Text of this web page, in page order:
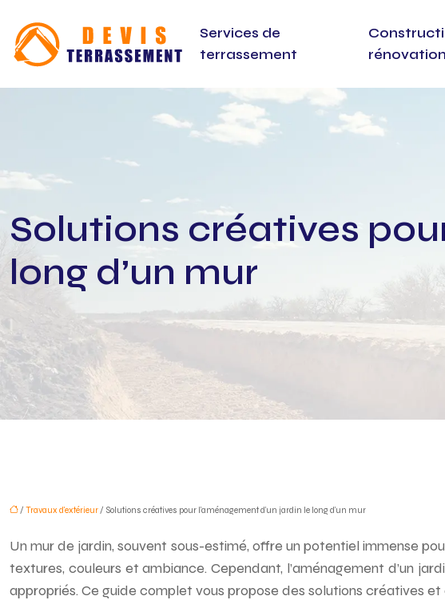
Services de
terrassement
rénovation
Solutions créatives
long d’un mur
/ Travaux d'extérieur/ Solutions créatives pour l’aménagement d’un jardin le long d’un mur
Un mur de jardin, souvent sous-estimé, offre un potentiel immense
textures, couleurs et ambiance. Cependant, l’aménagement d’un
appropriés. Ce guide complet vous propose des solutions créatives